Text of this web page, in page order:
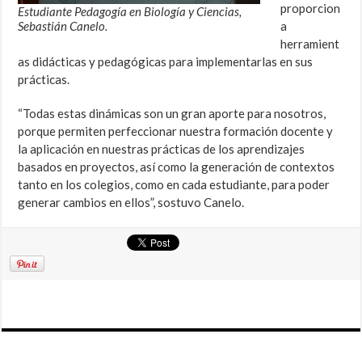
Estudiante Pedagogía en Biología y Ciencias,
Sebastián Canelo.
proporcion
a
herramient
as didácticas y pedagógicas para implementarlas en sus
prácticas.
“Todas estas dinámicas son un gran aporte para nosotros,
porque permiten perfeccionar nuestra formación docente y
la aplicación en nuestras prácticas de los aprendizajes
basados en proyectos, así como la generación de contextos
tanto en los colegios, como en cada estudiante, para poder
generar cambios en ellos”, sostuvo Canelo.